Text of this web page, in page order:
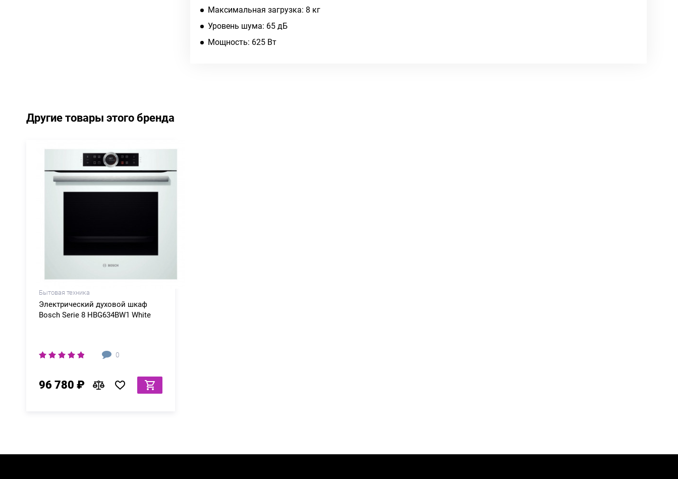
Максимальная загрузка: 8 кг
Уровень шума: 65 дБ
Мощность: 625 Вт
Другие товары этого бренда
Бытовая техника
Электрический духовой шкаф
Bosch Serie 8 HBG634BW1 White
0
96 780 ₽